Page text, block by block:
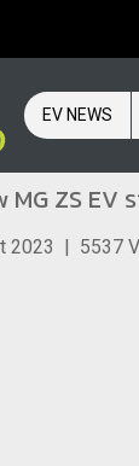
EV NEWS
MG ZS
2023 | 5537